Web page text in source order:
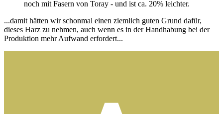
noch mit Fasern von Toray - und ist ca. 20% leichter.
...damit hätten wir schonmal einen ziemlich guten Grund dafür,
dieses Harz zu nehmen, auch wenn es in der Handhabung bei der
Produktion mehr Aufwand erfordert...